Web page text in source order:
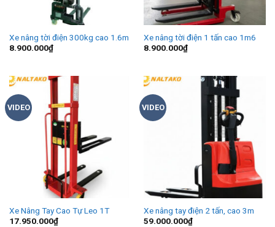
Xe nâng tời điện 300kg cao 1.6m
8.900.000₫
Xe nâng tời điện 1 tấn cao 1m6
8.900.000₫
VIDEO
Xe Nâng Tay Cao Tự Leo 1T
17.950.000₫
VIDEO
Xe nâng tay điện 2 tấn, cao 3m
59.000.000₫